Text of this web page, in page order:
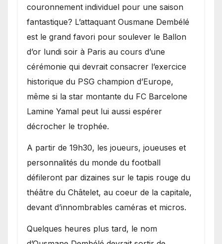
couronnement individuel pour une saison
fantastique? L’attaquant Ousmane Dembélé
est le grand favori pour soulever le Ballon
d’or lundi soir à Paris au cours d’une
cérémonie qui devrait consacrer l’exercice
historique du PSG champion d’Europe,
même si la star montante du FC Barcelone
Lamine Yamal peut lui aussi espérer
décrocher le trophée.
A partir de 19h30, les joueurs, joueuses et
personnalités du monde du football
défileront par dizaines sur le tapis rouge du
théâtre du Châtelet, au coeur de la capitale,
devant d’innombrables caméras et micros.
Quelques heures plus tard, le nom